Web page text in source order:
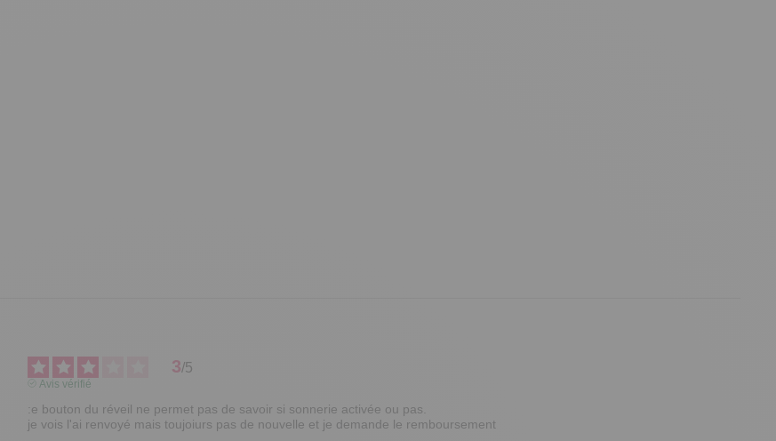
3/5
Avis vérifié
:e bouton du réveil ne permet pas de savoir si sonnerie activée ou pas.
je vois l'ai renvoyé mais toujoiurs pas de nouvelle et je demande le remboursement